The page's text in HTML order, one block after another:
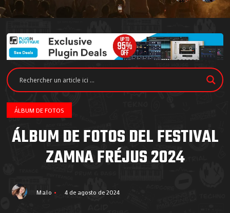
ÁLBUM DE FOTOS
ÁLBUM DE FOTOS DEL FESTIVAL
ZAMNA FRÉJUS 2024
Malo 4 de agosto de 2024